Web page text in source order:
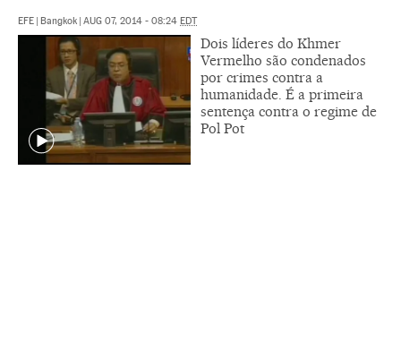
EFE Bangkok AUG 07, 2014 - 08:24 EDT
Dois líderes do Khmer
Vermelho são condenados
por crimes contra a
humanidade. É a primeira
sentença contra o regime de
Pol Pot